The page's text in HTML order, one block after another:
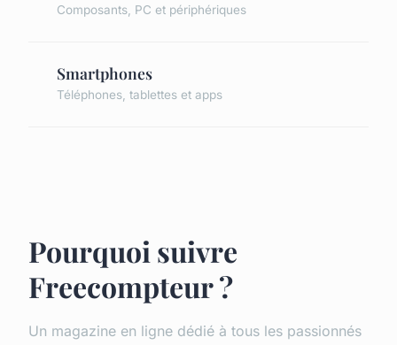
Composants, PC et périphériques
Smartphones
Téléphones, tablettes et apps
Pourquoi suivre
Freecompteur ?
Un magazine en ligne dédié à tous les passionnés